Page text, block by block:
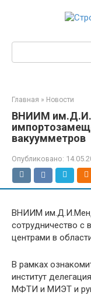
Поиск:
Главная » Новости
ВНИИМ
вакуумметров
Опубликовано:
ВНИИМ
сотрудничество с
центрами в
В рамках
институт
МФТИ и МИЭТ и